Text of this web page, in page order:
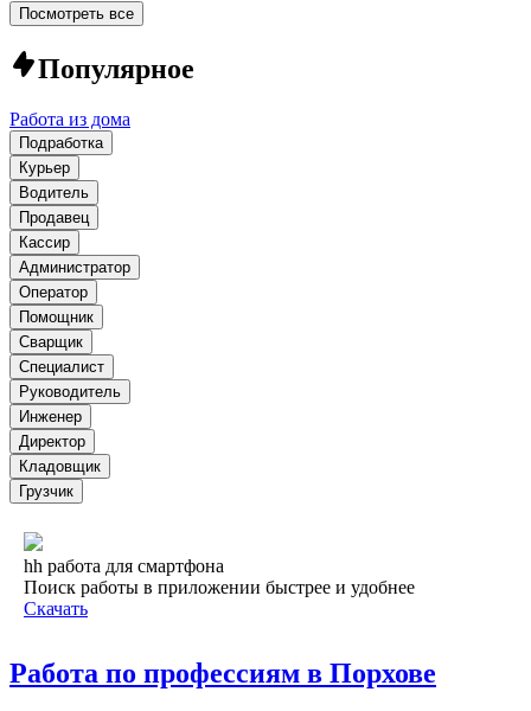
Посмотреть все
Популярное
Работа из дома
Подработка
Курьер
Водитель
Продавец
Кассир
Администратор
Оператор
Помощник
Сварщик
Специалист
Руководитель
Инженер
Директор
Кладовщик
Грузчик
hh работа для смартфона
Поиск работы в приложении быстрее и удобнее
Скачать
Работа по профессиям в Порхове